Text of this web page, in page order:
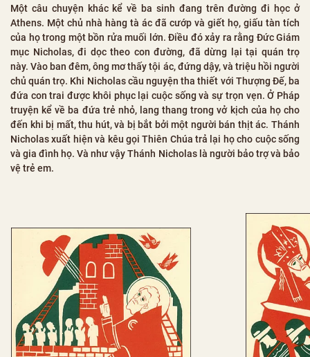
Một câu chuyện khác kể về ba sinh đang trên đường đi học ở
Athens. Một chủ nhà hàng tà ác đã cướp và giết họ, giấu tàn tích
của họ trong một bồn rửa muối lớn. Điều đó xảy ra rằng Đức Giám
mục Nicholas, đi dọc theo con đường, đã dừng lại tại quán trọ
này. Vào ban đêm, ông mơ thấy tội ác, đứng dậy, và triệu hồi người
chủ quán trọ. Khi Nicholas cầu nguyện tha thiết với Thượng Đế, ba
đứa con trai được khôi phục lại cuộc sống và sự trọn vẹn. Ở Pháp
truyện kể về ba đứa trẻ nhỏ, lang thang trong vở kịch của họ cho
đến khi bị mất, thu hút, và bị bắt bởi một người bán thịt ác. Thánh
Nicholas xuất hiện và kêu gọi Thiên Chúa trả lại họ cho cuộc sống
và gia đình họ. Và như vậy Thánh Nicholas là người bảo trợ và bảo
vệ trẻ em.